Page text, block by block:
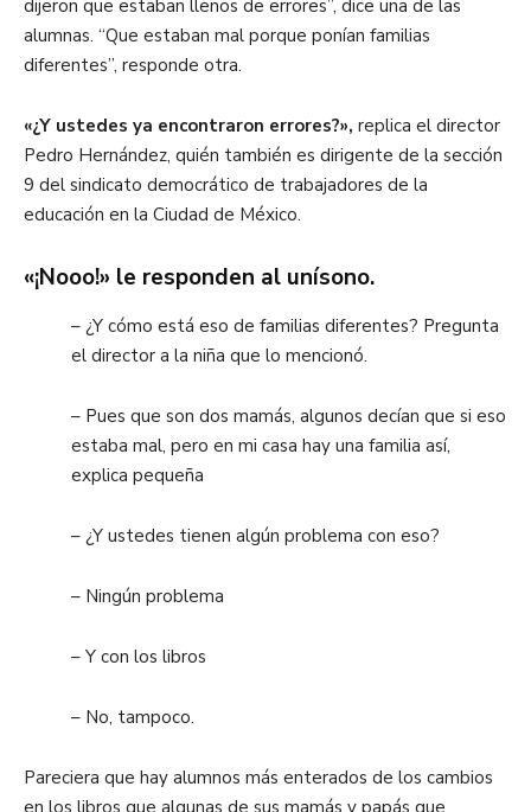
dijeron que estaban llenos de errores”, dice una de las
alumnas. “Que estaban mal porque ponían familias
diferentes”, responde otra.
«¿Y ustedes ya encontraron errores?», replica el director
Pedro Hernández, quién también es dirigente de la sección
9 del sindicato democrático de trabajadores de la
educación en la Ciudad de México.
«¡Nooo!» le responden al unísono.
– ¿Y cómo está eso de familias diferentes? Pregunta
el director a la niña que lo mencionó.
– Pues que son dos mamás, algunos decían que si eso
estaba mal, pero en mi casa hay una familia así,
explica pequeña
– ¿Y ustedes tienen algún problema con eso?
– Ningún problema
– Y con los libros
– No, tampoco.
Pareciera que hay alumnos más enterados de los cambios
en los libros que algunas de sus mamás y papás que